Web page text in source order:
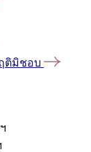
ติมิชอบ